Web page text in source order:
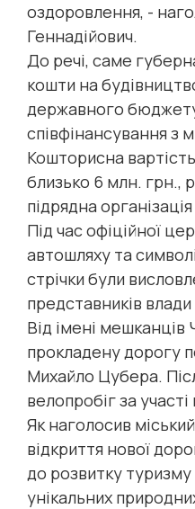
оздоровлення, -
Геннадійович.
До речі, саме
кошти на
державного
співфінансування з
Кошторисна
близько 6 млн. грн.,
підрядна
Під час офіційної
автошляху та
стрічки були
представників
Від імені мешканців
прокладену дорогу
Михайло Цубера.
велопробіг за
Як наголосив
відкриття нової
до розвитку туризму
унікальних